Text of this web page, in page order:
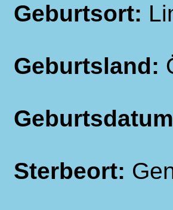
Geburtsort:
Geburtsland:
Sterbeort: